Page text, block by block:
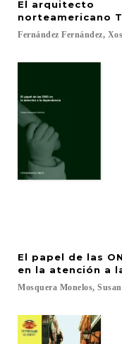
El arquitecto
norteamericano
Fernández Fernández,
El papel de las
en la atención a
Mosquera Monelos,